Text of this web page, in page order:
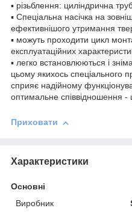
▪ різьблення: циліндрична
▪ Спеціальна насічка на
ефективнішого утримання
▪ можуть проходити цикл
експлуатаційних
▪ легко встановлюються і
цьому якихось спеціального
сприяє надійному
оптимальне співвідношення -
Приховати
Характеристики
Основні
Виробник